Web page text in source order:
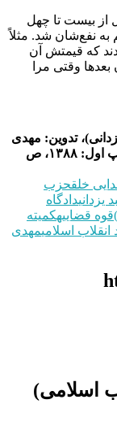
از بیست تا چهل
به نفع‌شان شد. مثلاً
که قیمتش آن
وقتی مرا
تدوین: مهدی
نعلبندی، ناشر: مرکز اسناد انقلاب اسلامی، چاپ اول: ۱۳۸۸، ص
خلقحزب
دادگاه
قوه قضاییهکمیته
اسلامیمهدی
اسلامی​)